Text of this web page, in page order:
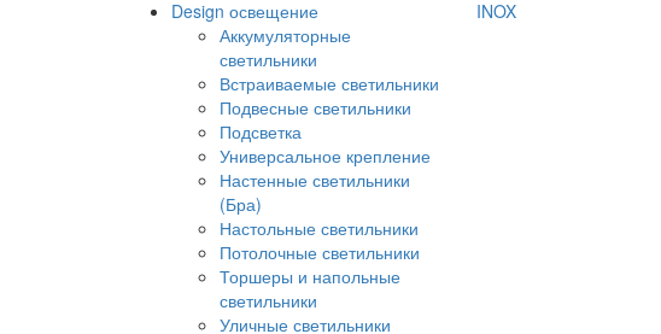
Design освещение
Аккумуляторные
светильники
Встраиваемые светильники
Подвесные светильники
Подсветка
Универсальное крепление
Настенные светильники
(Бра)
Настольные светильники
Потолочные светильники
Торшеры и напольные
светильники
Уличные светильники